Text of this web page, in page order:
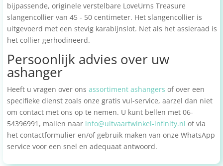
bijpassende, originele verstelbare LoveUrns Treasure
slangencollier van 45 - 50 centimeter. Het slangencollier is
uitgevoerd met een stevig karabijnslot. Net als het assieraad is
het collier gerhodineerd.
Persoonlijk advies over uw
ashanger
Heeft u vragen over ons assortiment ashangers of over een
specifieke dienst zoals onze gratis vul-service, aarzel dan niet
om contact met ons op te nemen. U kunt bellen met 06-
54396991, mailen naar info@uitvaartwinkel-infinity.nl of via
het contactformulier en/of gebruik maken van onze WhatsApp
service voor een snel en adequaat antwoord.